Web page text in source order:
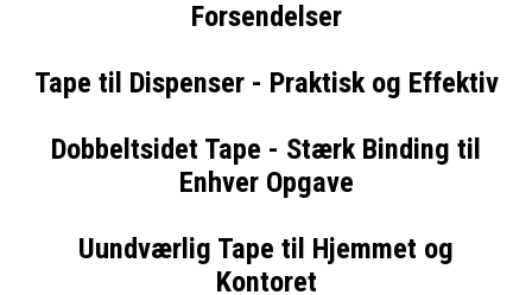
Forsendelser
Tape til Dispenser - Praktisk og Effektiv
Dobbeltsidet Tape - Stærk Binding til
Enhver Opgave
Uundværlig Tape til Hjemmet og
Kontoret